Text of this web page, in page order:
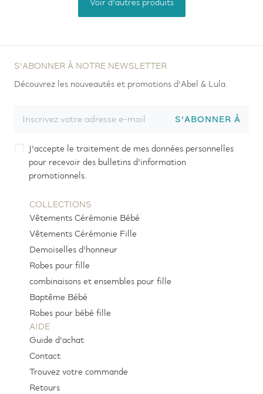
Voir d'autres produits
S'ABONNER À NOTRE NEWSLETTER
Découvrez les nouveautés et promotions d'Abel & Lula.
S'ABONNER À
J'accepte le traitement de mes données personnelles
pour recevoir des bulletins d'information
promotionnels.
COLLECTIONS
Vêtements Cérémonie Bébé
Vêtements Cérémonie Fille
Demoiselles d'honneur
Robes pour fille
combinaisons et ensembles pour fille
Baptême Bébé
Robes pour bébé fille
AIDE
Guide d'achat
Contact
Trouvez votre commande
Retours